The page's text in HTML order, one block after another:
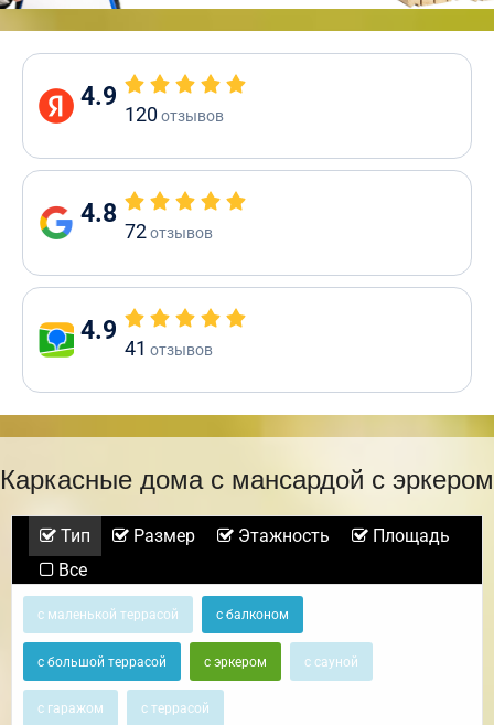
4.9
120отзывов
4.8
72отзывов
4.9
41 отзывов
Каркасные дома с мансардой с эркером
Тип Размер Этажность
Площадь
Все
с маленькой террасой с балконом
с большой террасой с эркером с сауной
с гаражом с террасой